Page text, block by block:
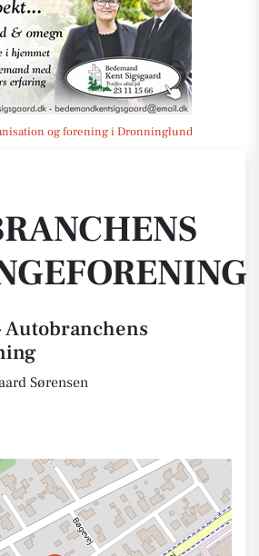
og forening i Dronninglund
lærlingeforening
Autobranchens
Sørensen